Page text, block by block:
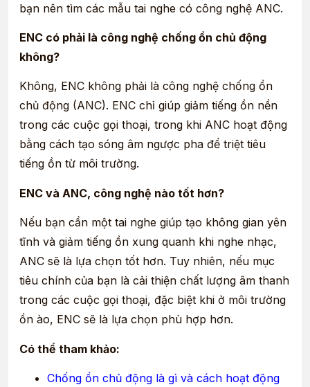
bạn nên tìm các mẫu tai nghe có công nghệ ANC.
ENC có phải là công nghệ chống ồn chủ động
không?
Không, ENC không phải là công nghệ chống ồn
chủ động (ANC). ENC chỉ giúp giảm tiếng ồn nền
trong các cuộc gọi thoại, trong khi ANC hoạt động
bằng cách tạo sóng âm ngược pha để triệt tiêu
tiếng ồn từ môi trường.
ENC và ANC, công nghệ nào tốt hơn?
Nếu bạn cần một tai nghe giúp tạo không gian yên
tĩnh và giảm tiếng ồn xung quanh khi nghe nhạc,
ANC sẽ là lựa chọn tốt hơn. Tuy nhiên, nếu mục
tiêu chính của bạn là cải thiện chất lượng âm thanh
trong các cuộc gọi thoại, đặc biệt khi ở môi trường
ồn ào, ENC sẽ là lựa chọn phù hợp hơn.
Có thể tham khảo:
Chống ồn chủ động là gì và cách hoạt động